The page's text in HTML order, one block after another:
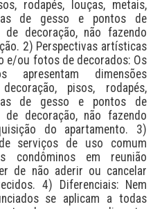
rodapés, louças, metais,
de gesso e pontos de
decoração, não fazendo
2) Perspectivas artísticas
e/ou fotos de decorados: Os
apresentam dimensões
pisos, rodapés,
de gesso e pontos de
decoração, não fazendo
do apartamento. 3)
serviços de uso comum
condôminos em reunião
de não aderir ou cancelar
4) Diferenciais: Nem
se aplicam a todas